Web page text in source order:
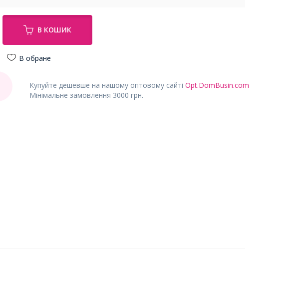
В КОШИК
В обране
Купуйте дешевше на нашому оптовому сайті Opt.DomBusin.com
Мінімальне замовлення 3000 грн.